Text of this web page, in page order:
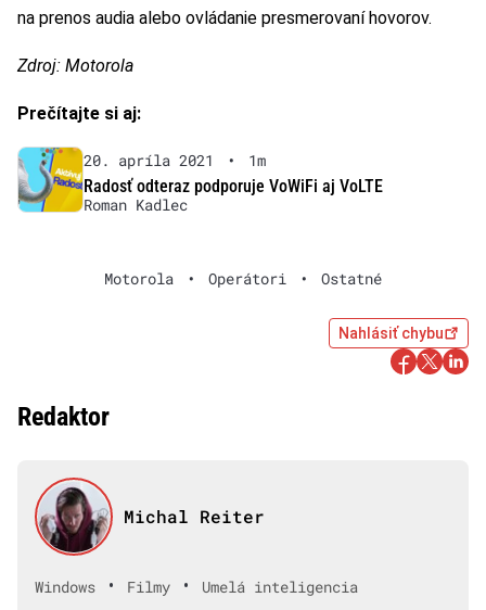
na prenos audia alebo ovládanie presmerovaní hovorov.
Zdroj: Motorola
Prečítajte si aj:
20. apríla 2021 •
1m
Radosť odteraz podporuje VoWiFi aj VoLTE
Roman Kadlec
Motorola • Operátori • Ostatné
Nahlásiť chybu
Redaktor
Michal Reiter
Windows • Filmy •
Umelá inteligencia